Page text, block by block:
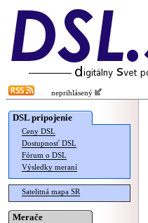
neprihlásený
DSL pripojenie
Ceny DSL
Dostupnosť DSL
Fórum o DSL
Výsledky meraní
Satelitná mapa SR
Merače